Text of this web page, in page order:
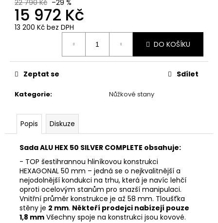
22 790 Kč –29 %
15 972 Kč
13 200 Kč bez DPH
DO KOŠÍKU
Kategorie: Nůžkové stany
Zeptat se Sdílet
Popis Diskuze
Sada ALU HEX 50 SILVER COMPLETE obsahuje:
- TOP šestihrannou hliníkovou konstrukci
HEXAGONAL 50 mm – jedná se o nejkvalitnější a
nejodolnější kondukci na trhu, která je navíc lehčí
oproti ocelovým stanům pro snazší manipulaci.
Vnitřní průměr konstrukce je až 58 mm. Tloušťka
stěny je 2 mm. Někteří prodejci nabízejí pouze
1,8 mm Všechny spoje na konstrukci jsou kovové.